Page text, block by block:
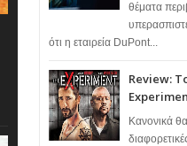
θέματα
ότι η εταιρεία DuPont...
Review:
Κανονικά